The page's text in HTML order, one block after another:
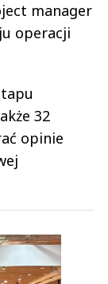
manager
operacji
32
opinie